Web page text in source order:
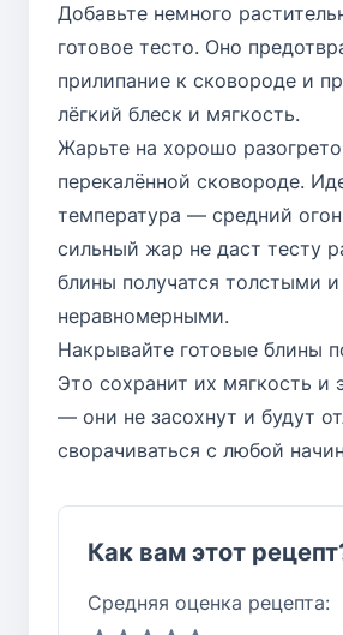
Добавьте немного
готовое тесто. Оно
прилипание к сковороде и
лёгкий блеск и мягкость.
Жарьте на хорошо
перекалённой сковороде.
температура — средний
сильный жар не даст тесту
блины получатся толстыми и
неравномерными.
Накрывайте готовые блины
Это сохранит их мягкость и
— они не засохнут и будут
сворачиваться с любой
Как вам этот
Средняя оценка рецепта: